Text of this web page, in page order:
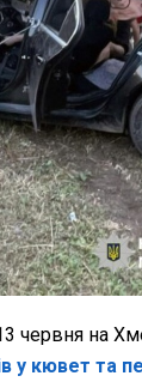
червня на
у кювет та